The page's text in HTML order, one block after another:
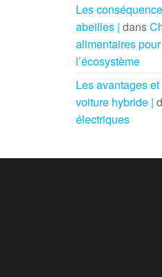
Les
abeilles | dans
alimentaires
l’écosystème
Les avantages
voiture hybride |
électriques